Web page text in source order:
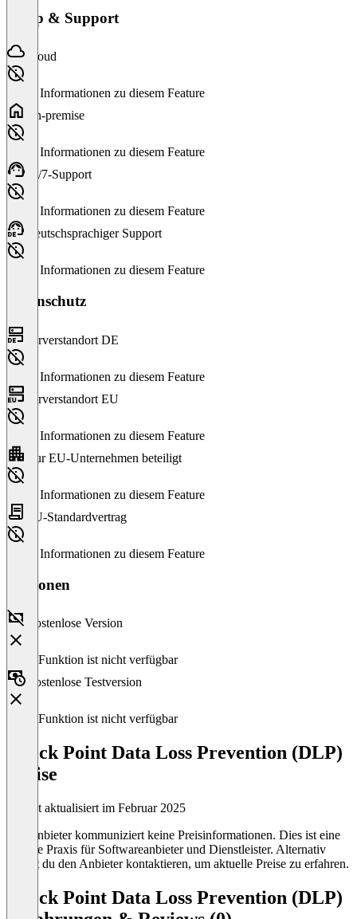
Setup & Support
Cloud
Keine Informationen zu diesem Feature
On-premise
Keine Informationen zu diesem Feature
24/7-Support
Keine Informationen zu diesem Feature
Deutschsprachiger Support
Keine Informationen zu diesem Feature
Datenschutz
Serverstandort DE
Keine Informationen zu diesem Feature
Serverstandort EU
Keine Informationen zu diesem Feature
Nur EU-Unternehmen beteiligt
Keine Informationen zu diesem Feature
EU-Standardvertrag
Keine Informationen zu diesem Feature
Versionen
Kostenlose Version
Diese Funktion ist nicht verfügbar
Kostenlose Testversion
Diese Funktion ist nicht verfügbar
Check Point Data Loss Prevention (DLP)
Preise
Zuletzt aktualisiert im Februar 2025
Der Anbieter kommuniziert keine Preisinformationen. Dies ist eine
übliche Praxis für Softwareanbieter und Dienstleister. Alternativ
kannst du den Anbieter kontaktieren, um aktuelle Preise zu erfahren.
Check Point Data Loss Prevention (DLP)